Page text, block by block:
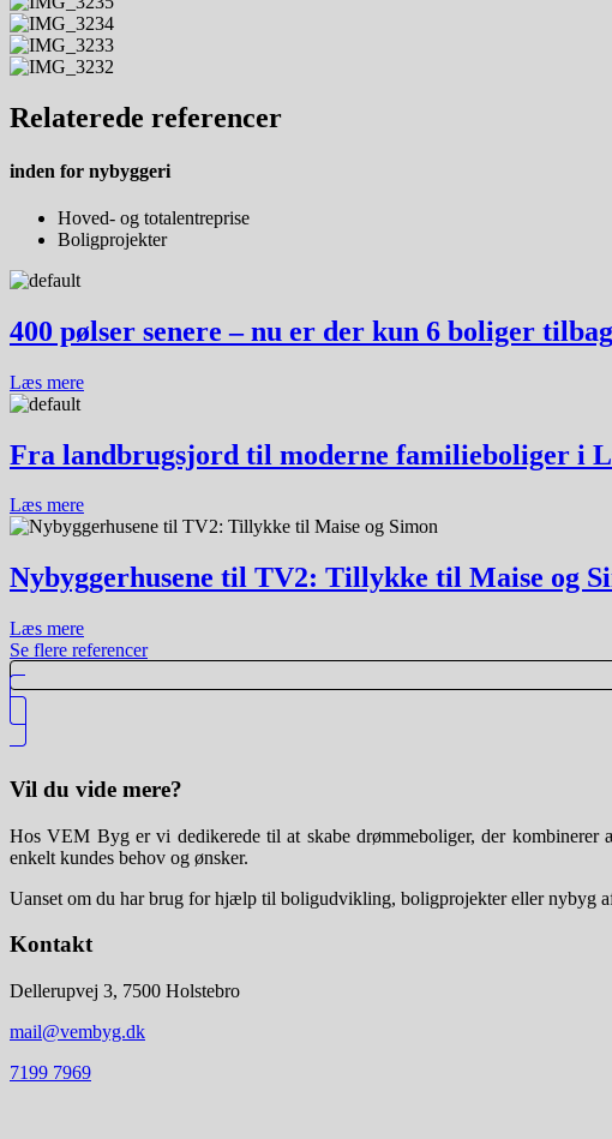
Relaterede referencer
inden for nybyggeri
Hoved- og totalentreprise
Boligprojekter
400 pølser senere – nu er der kun 6 boliger
Læs mere
Fra landbrugsjord til moderne familieboliger i
Læs mere
Nybyggerhusene til TV2: Tillykke til Maise og
Læs mere
Se flere referencer
Vil du vide mere?
Hos VEM Byg er vi dedikerede til at skabe drømmeboliger, der kombinerer
enkelt kundes behov og ønsker.
Uanset om du har brug for hjælp til boligudvikling, boligprojekter eller nybyg
Kontakt
Dellerupvej 3, 7500 Holstebro
mail@vembyg.dk
7199 7969